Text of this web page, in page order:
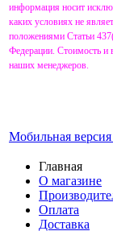
информация носит
каких условиях не
положениями Статьи
Федерации. Стоимость и
наших менеджеров.
Мобильная версия
Главная
О магазине
Оплата
Доставка